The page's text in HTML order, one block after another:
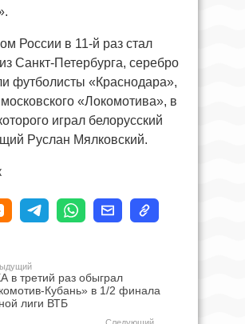
России в 11-й раз стал
Санкт-Петербурга, серебро
футболисты «Краснодара»,
«Локомотива», в
играл белорусский
Руслан Мялковский.
в третий раз обыграл
Кубань» в 1/2 финала
лиги ВТБ
Следующий